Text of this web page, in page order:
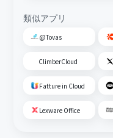
類似アプリ
@Tovas
ClimberCloud
Fatture in Cloud
Lexware Office